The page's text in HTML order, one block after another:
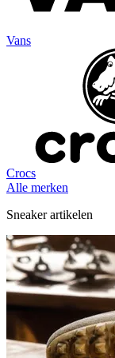
Vans
Crocs
Alle merken
Sneaker artikelen